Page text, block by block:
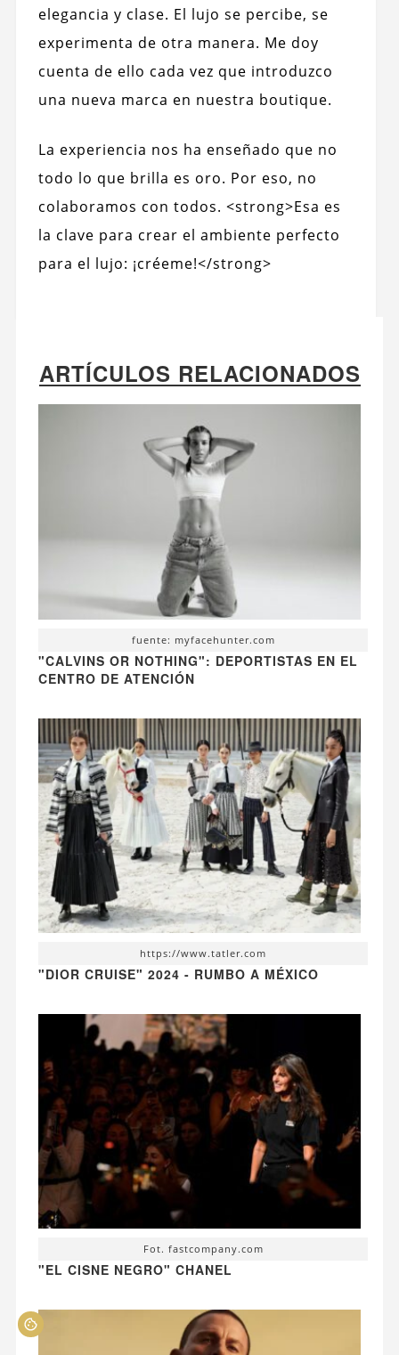
elegancia y clase. El lujo se percibe, se
experimenta de otra manera. Me doy
cuenta de ello cada vez que introduzco
una nueva marca en nuestra boutique.
La experiencia nos ha enseñado que no
todo lo que brilla es oro. Por eso, no
colaboramos con todos. <strong>Esa es
la clave para crear el ambiente perfecto
para el lujo: ¡créeme!</strong>
ARTÍCULOS RELACIONADOS
fuente: myfacehunter.com
"CALVINS OR NOTHING": DEPORTISTAS EN EL
CENTRO DE ATENCIÓN
https://www.tatler.com
"DIOR CRUISE" 2024 - RUMBO A MÉXICO
Fot. fastcompany.com
"EL CISNE NEGRO" CHANEL